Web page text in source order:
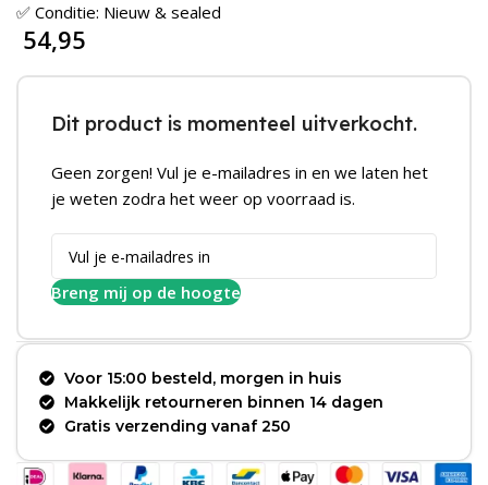
✅ Conditie: Nieuw & sealed
54,95
Dit product is momenteel uitverkocht.
Geen zorgen! Vul je e-mailadres in en we laten het
je weten zodra het weer op voorraad is.
Breng mij op de hoogte
Voor 15:00 besteld, morgen in huis
Makkelijk retourneren binnen 14 dagen
Gratis verzending vanaf 250